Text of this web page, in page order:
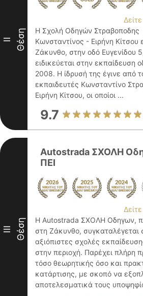
II Θέση
Η Σχολή Οδηγών Στραβοποδης
Κωνσταντίνος - Ειρήνη Κίτσου
Ζάκυνθο, στην οδό Ευγενίδου
ειδικεύεται στην εκπαίδευση
2008. Η ίδρυσή της έγινε από
εκπαιδευτές Κωνσταντίνο
Ειρήνη Κίτσου, οι οποίοι ...
9.7
III Θέση
Autostrada ΣΧΟΛΗ
ΠΕΙ
Η Autostrada ΣΧΟΛΗ Οδηγων,
στη Ζάκυνθο, συγκαταλέγεται
αξιόπιστες σχολές
στην περιοχή. Παρέχει πλήρη
τόσο θεωρητικής όσο και
κατάρτισης, με σκοπό να
αποτελεσματικά τους